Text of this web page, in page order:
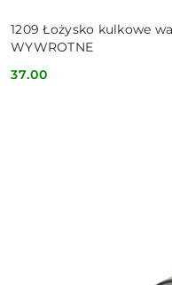
1209 Łożysko kulkowe
WYWROTNE
Cena:
37.00